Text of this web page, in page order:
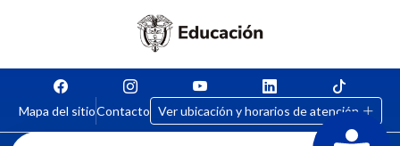
Mapa del sitioContacto Ver ubicación y horarios de atención